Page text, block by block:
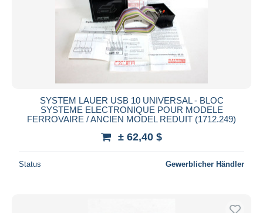
SYSTEM LAUER USB 10 UNIVERSAL - BLOC
SYSTEME ELECTRONIQUE POUR MODELE
FERROVAIRE / ANCIEN MODEL REDUIT (1712.249)
± 62,40 $
Status Gewerblicher Händler